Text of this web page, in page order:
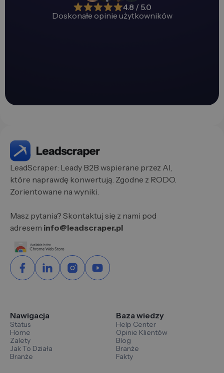
4.8 / 5.0
Doskonałe opinie użytkowników
LeadScraper: Leady B2B wspierane przez AI,
które naprawdę konwertują. Zgodne z RODO.
Zorientowane na wyniki.
Masz pytania? Skontaktuj się z nami pod
adresem info@leadscraper.pl
Nawigacja
Status
Home
Zalety
Jak To Działa
Branże
Baza wiedzy
Help Center
Opinie Klientów
Blog
Branże
Fakty